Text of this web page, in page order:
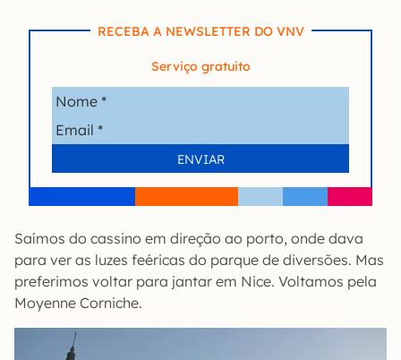
RECEBA A NEWSLETTER DO VNV
Serviço gratuito
Saímos do cassino em direção ao porto, onde dava
para ver as luzes feéricas do parque de diversões. Mas
preferimos voltar para jantar em Nice. Voltamos pela
Moyenne Corniche.